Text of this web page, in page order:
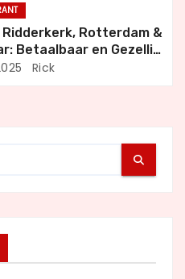
Rotterdam &
Betaalbaar en Gezellig
Rick